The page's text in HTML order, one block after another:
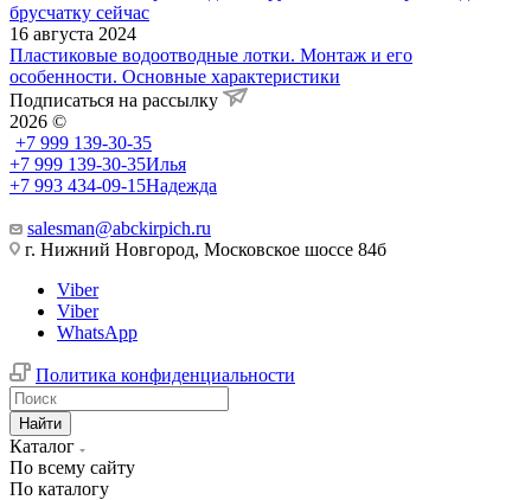
брусчатку сейчас
16 августа 2024
Пластиковые водоотводные лотки. Монтаж и его
особенности. Основные характеристики
Подписаться на рассылку
2026 ©
+7 999 139-30-35
+7 999 139-30-35Илья
+7 993 434-09-15Надежда
salesman@abckirpich.ru
г. Нижний Новгород, Московское шоссе 84б
Viber
Viber
WhatsApp
Политика конфиденциальности
Найти
Каталог
По всему сайту
По каталогу